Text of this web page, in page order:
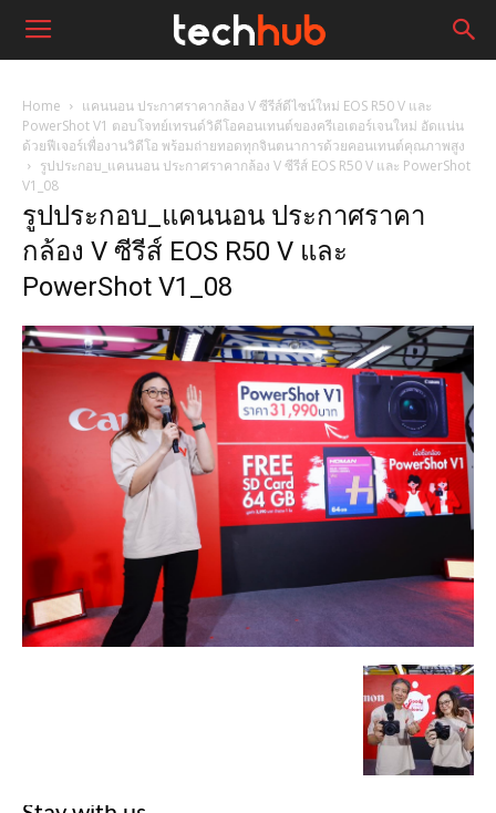
Home
แคนนอน ประกาศราคากล้อง V ซีรีส์ดีไซน์ใหม่ EOS R50 V และ
PowerShot V1 ตอบโจทย์เทรนด์วิดีโอคอนเทนต์ของครีเอเตอร์เจนใหม่ อัดแน่น
ด้วยฟีเจอร์เพื่องานวิดีโอ พร้อมถ่ายทอดทุกจินตนาการด้วยคอนเทนต์คุณภาพสูง
รูปประกอบ_แคนนอน ประกาศราคากล้อง V ซีรีส์ EOS R50 V และ PowerShot
V1_08
รูปประกอบ_แคนนอน ประกาศราคา
กล้อง V ซีรีส์ EOS R50 V และ
PowerShot V1_08